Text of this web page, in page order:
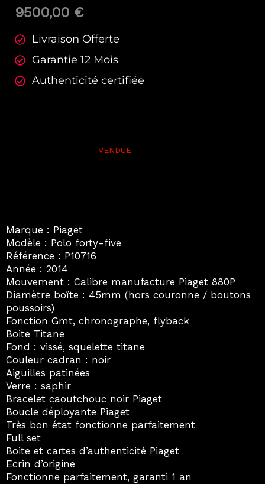
9500,00 €
Livraison Offerte
Garantie 12 Mois
Authenticité certifiée
Marque : Piaget
Modèle : Polo forty-five
Référence : P10716
Année : 2014
Mouvement : Calibre manufacture Piaget 880P
Diamètre boîte : 45mm (hors couronne / boutons
poussoirs)
Fonction Gmt, chronographe, flyback
Boite Titane
Fond : vissé, squelette titane
Couleur cadran : noir
Aiguilles patinées
Verre : saphir
Bracelet caoutchouc noir Piaget
Boucle déployante Piaget
Très bon état fonctionne parfaitement
Full set
Boite et cartes d’authenticité Piaget
Ecrin d’origine
Fonctionne parfaitement, garanti 1 an